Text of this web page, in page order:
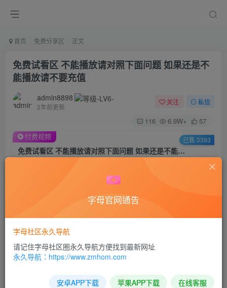
首页 免费分享区 正文
免费试看区 不能播放请对照下面问题 如果还是不
能播放请不要充值
admin8898
2年前更新
关注 私信
116 6.9W+ 57
免费试看区 不能播放请对照下面问题 如果还是不能播放请不要充值
1
付费视频 已售 3393
免费试看区 不能播放请对照下面问题 如果还是不能播放请不
要充值
关于播放不了 一般是下面两个问题：
字母官网通告
字母社区永久导航
请记住字母社区圈永久导航方便找到最新网址
永久导航：https://www.zmhom.com
安卓APP下载 苹果APP下载 在线客服